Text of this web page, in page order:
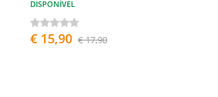
DISPONÍVEL
€ 15,90 € 17,90